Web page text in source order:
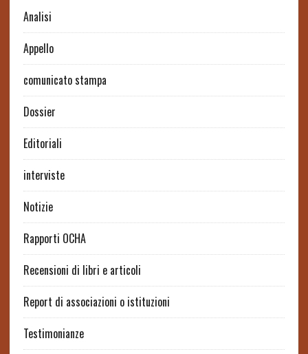
Analisi
Appello
comunicato stampa
Dossier
Editoriali
interviste
Notizie
Rapporti OCHA
Recensioni di libri e articoli
Report di associazioni o istituzioni
Testimonianze